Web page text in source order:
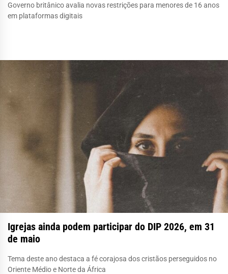
Governo britânico avalia novas restrições para menores de 16 anos
em plataformas digitais
Igrejas ainda podem participar do DIP 2026, em 31
de maio
Tema deste ano destaca a fé corajosa dos cristãos perseguidos no
Oriente Médio e Norte da África